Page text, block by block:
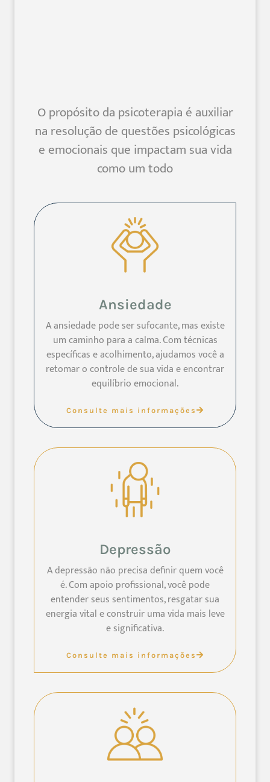
O propósito da psicoterapia é auxiliar
na resolução de questões psicológicas
e emocionais que impactam sua vida
como um todo
Ansiedade
A ansiedade pode ser sufocante, mas existe
um caminho para a calma. Com técnicas
específicas e acolhimento, ajudamos você a
retomar o controle de sua vida e encontrar
equilíbrio emocional.
Consulte mais informações
Depressão
A depressão não precisa definir quem você
é. Com apoio profissional, você pode
entender seus sentimentos, resgatar sua
energia vital e construir uma vida mais leve
e significativa.
Consulte mais informações